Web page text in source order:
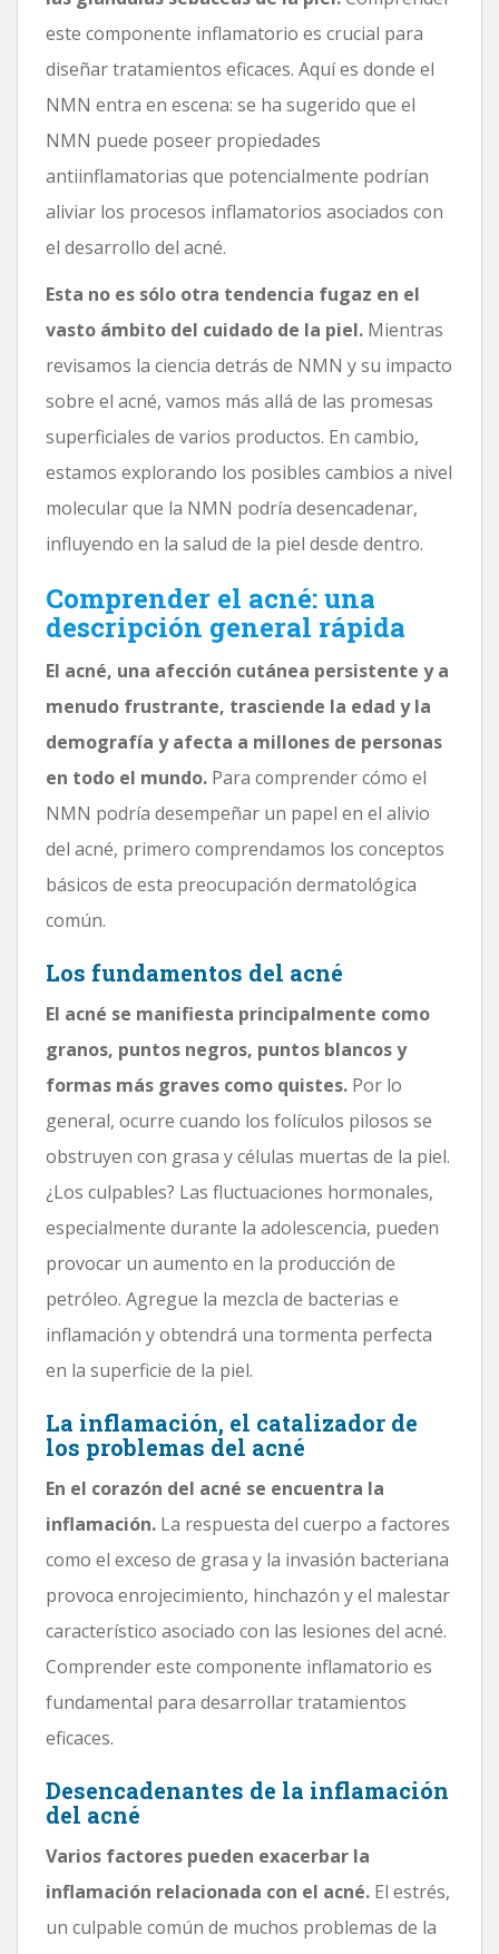
este componente inflamatorio es crucial para
diseñar tratamientos eficaces. Aquí es donde el
NMN entra en escena: se ha sugerido que el
NMN puede poseer propiedades
antiinflamatorias que potencialmente podrían
aliviar los procesos inflamatorios asociados con
el desarrollo del acné.
Esta no es sólo otra tendencia fugaz en el
vasto ámbito del cuidado de la piel. Mientras
revisamos la ciencia detrás de NMN y su impacto
sobre el acné, vamos más allá de las promesas
superficiales de varios productos. En cambio,
estamos explorando los posibles cambios a nivel
molecular que la NMN podría desencadenar,
influyendo en la salud de la piel desde dentro.
Comprender el acné: una
descripción general rápida
El acné, una afección cutánea persistente y a
menudo frustrante, trasciende la edad y la
demografía y afecta a millones de personas
en todo el mundo. Para comprender cómo el
NMN podría desempeñar un papel en el alivio
del acné, primero comprendamos los conceptos
básicos de esta preocupación dermatológica
común.
Los fundamentos del acné
El acné se manifiesta principalmente como
granos, puntos negros, puntos blancos y
formas más graves como quistes. Por lo
general, ocurre cuando los folículos pilosos se
obstruyen con grasa y células muertas de la piel.
¿Los culpables? Las fluctuaciones hormonales,
especialmente durante la adolescencia, pueden
provocar un aumento en la producción de
petróleo. Agregue la mezcla de bacterias e
inflamación y obtendrá una tormenta perfecta
en la superficie de la piel.
La inflamación, el catalizador de
los problemas del acné
En el corazón del acné se encuentra la
inflamación. La respuesta del cuerpo a factores
como el exceso de grasa y la invasión bacteriana
provoca enrojecimiento, hinchazón y el malestar
característico asociado con las lesiones del acné.
Comprender este componente inflamatorio es
fundamental para desarrollar tratamientos
eficaces.
Desencadenantes de la inflamación
del acné
Varios factores pueden exacerbar la
inflamación relacionada con el acné. El estrés,
un culpable común de muchos problemas de la